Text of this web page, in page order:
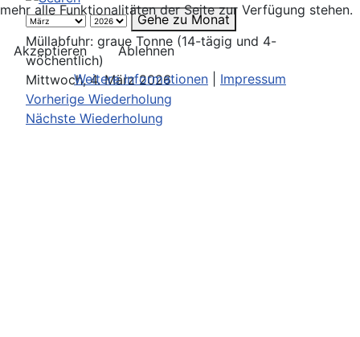
Gehe zu Monat
Müllabfuhr: graue Tonne (14-tägig und 4-
wöchentlich)
Mittwoch, 4. März 2026
Vorherige Wiederholung
Nächste Wiederholung
mehr alle Funktionalitäten der Seite zur Verfügung stehen.
Akzeptieren
Ablehnen
Weitere Informationen
Impressum